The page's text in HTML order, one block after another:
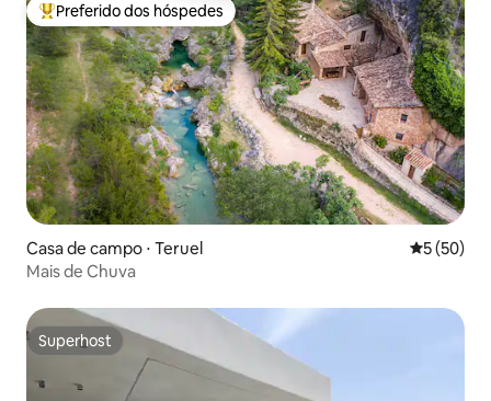
Entre os melhores preferidos dos hóspedes
Preferido dos hóspedes
Casa de campo ⋅ Teruel 5 de uma
5 (50)
Mais de Chuva
Superhost
Superhost